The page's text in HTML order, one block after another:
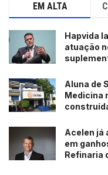
EM ALTA
Hapvida
atuação
Aluna de
Medicina
Acelen já
em
Refinaria